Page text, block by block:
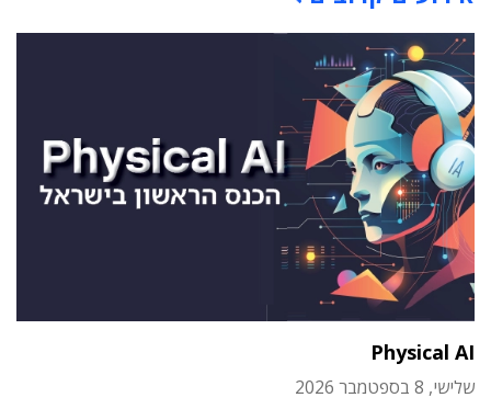
Physical AI
שלישי, 8 בספטמבר 2026